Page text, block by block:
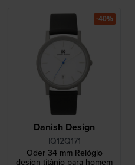
Danish Design
IQ12Q171
Oder 34 mm Relógio
design titânio para homem
-40%